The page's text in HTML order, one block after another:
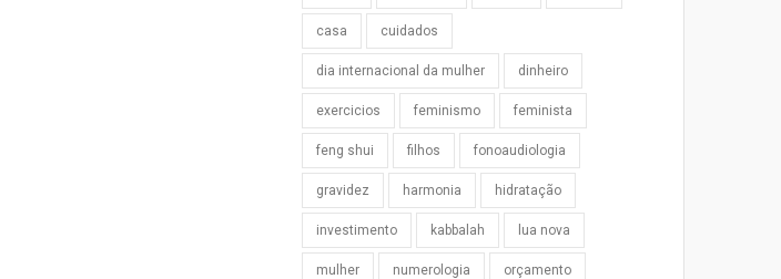
casa cuidados
dia internacional da mulher dinheiro
exercicios feminismo feminista
feng shui filhos fonoaudiologia
gravidez harmonia hidratação
investimento kabbalah lua nova
mulher numerologia orçamento